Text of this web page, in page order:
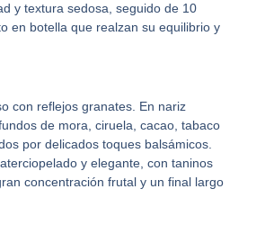
y textura sedosa, seguido de 10
en botella que realzan su equilibrio y
con reflejos granates. En nariz
de mora, ciruela, cacao, tabaco
por delicados toques balsámicos.
y elegante, con taninos
concentración frutal y un final largo